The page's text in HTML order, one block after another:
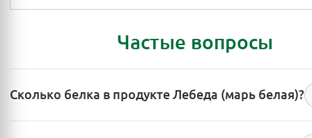
Частые вопросы
Сколько белка в продукте Лебеда (марь белая)?